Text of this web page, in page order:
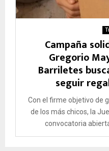
Campaña
Gregorio
Barriletes
seguir
Con el firme objetivo de
de los más chicos, la
convocatoria